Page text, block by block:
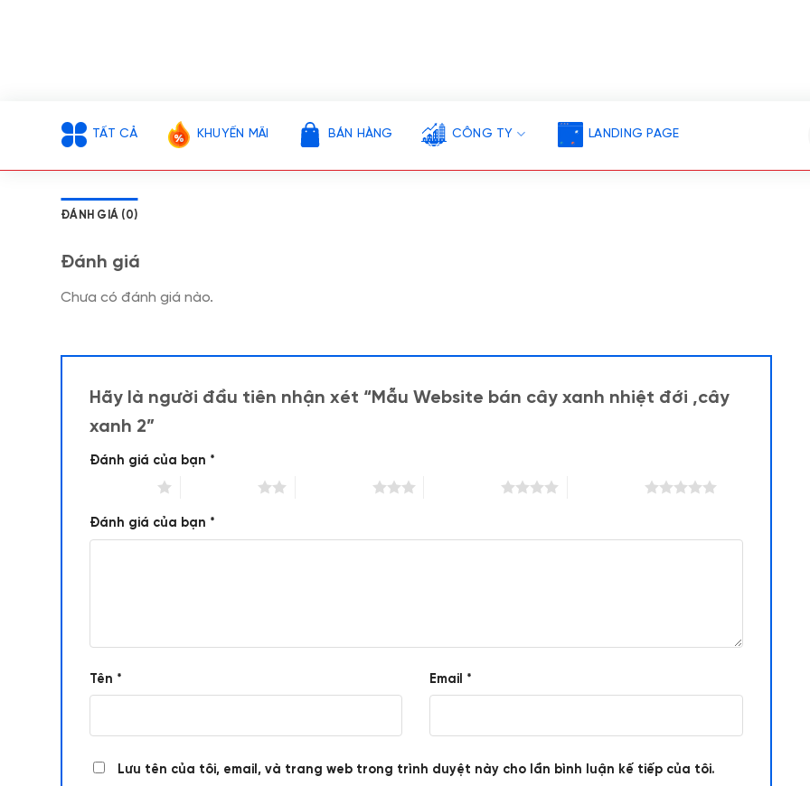
TẤT CẢ KHUYẾN MÃI BÁN HÀNG CÔNG TY LANDING PAGE
ĐÁNH GIÁ (0)
Đánh giá
Chưa có đánh giá nào.
Hãy là người đầu tiên nhận xét “Mẫu Website bán cây xanh nhiệt đới ,cây
xanh 2”
Đánh giá của bạn *
Đánh giá của bạn *
Tên * Email *
Lưu tên của tôi, email, và trang web trong trình duyệt này cho lần bình luận kế tiếp của tôi.